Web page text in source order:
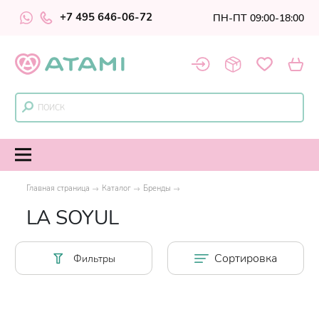
+7 495 646-06-72 ПН-ПТ 09:00-18:00
Главная страница Каталог Бренды
LA SOYUL
Фильтры Сортировка